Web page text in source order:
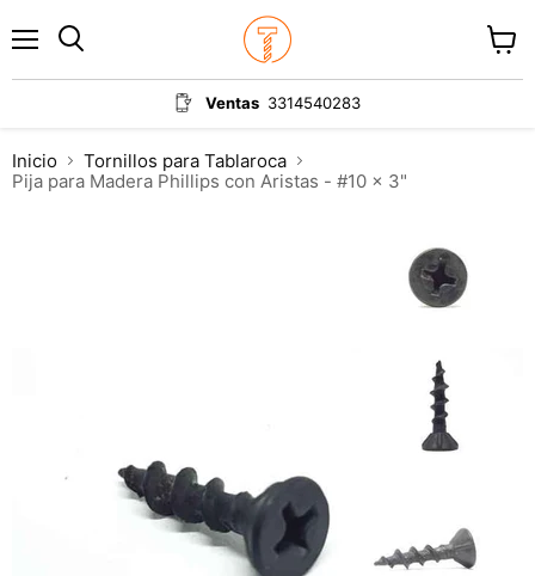
Ventas 3314540283
carrito
Inicio
Tornillos para Tablaroca
Pija para Madera Phillips con Aristas - #10 x 3"